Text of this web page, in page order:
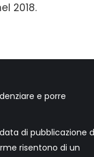
2018.
e porre
di pubblicazione
risentono di un